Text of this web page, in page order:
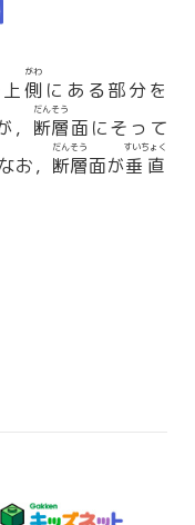
側
がわ
にある部分を
， 断層
だんそう
面にそって
お， 断層
だんそう
面が垂直
すいちょく